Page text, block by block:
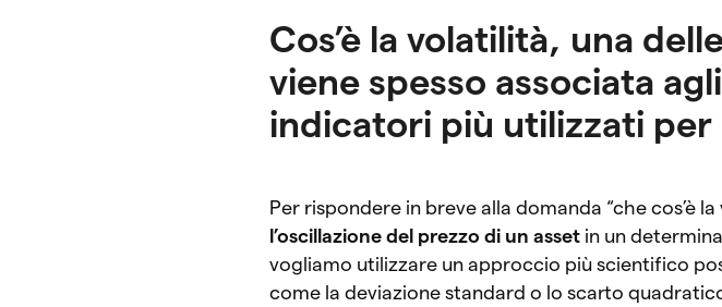
Cos’è la volatilità, una
viene spesso associata
indicatori più utilizzati per
Per rispondere in breve alla domanda “che cos’è
l’oscillazione del prezzo di un asset in un
vogliamo utilizzare un approccio più scientifico
come la deviazione standard o lo scarto